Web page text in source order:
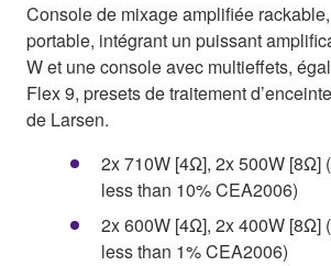
Console de mixage amplifiée
portable, intégrant un puissant
W et une console avec multieffets,
Flex 9, presets de traitement
de Larsen.
2x 710W [4Ω], 2x 500W [8Ω]
less than 10% CEA2006)
2x 600W [4Ω], 2x 400W [8Ω]
less than 1% CEA2006)